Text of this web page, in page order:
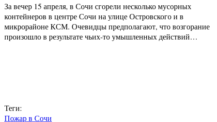
За вечер 15 апреля, в Сочи сгорели несколько мусорных
контейнеров в центре Сочи на улице Островского и в
микрорайоне КСМ. Очевидцы предполагают, что возгорание
произошло в результате чьих-то умышленных действий…
Теги:
Пожар в Сочи